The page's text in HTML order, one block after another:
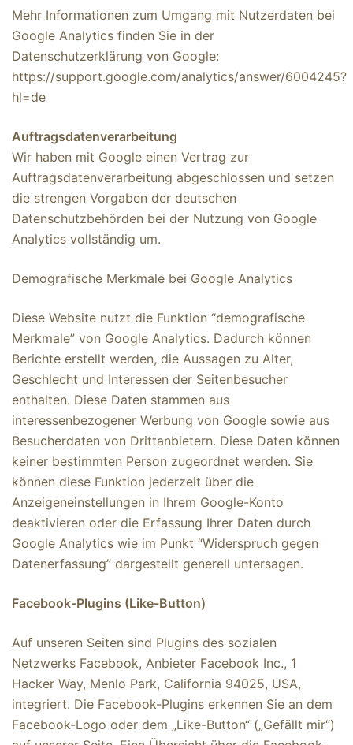
Mehr Informationen zum Umgang mit Nutzerdaten bei
Google Analytics finden Sie in der
Datenschutzerklärung von Google:
https://support.google.com/analytics/answer/6004245?
hl=de
Auftragsdatenverarbeitung
Wir haben mit Google einen Vertrag zur
Auftragsdatenverarbeitung abgeschlossen und setzen
die strengen Vorgaben der deutschen
Datenschutzbehörden bei der Nutzung von Google
Analytics vollständig um.
Demografische Merkmale bei Google Analytics
Diese Website nutzt die Funktion “demografische
Merkmale” von Google Analytics. Dadurch können
Berichte erstellt werden, die Aussagen zu Alter,
Geschlecht und Interessen der Seitenbesucher
enthalten. Diese Daten stammen aus
interessenbezogener Werbung von Google sowie aus
Besucherdaten von Drittanbietern. Diese Daten können
keiner bestimmten Person zugeordnet werden. Sie
können diese Funktion jederzeit über die
Anzeigeneinstellungen in Ihrem Google-Konto
deaktivieren oder die Erfassung Ihrer Daten durch
Google Analytics wie im Punkt “Widerspruch gegen
Datenerfassung” dargestellt generell untersagen.
Facebook-Plugins (Like-Button)
Auf unseren Seiten sind Plugins des sozialen
Netzwerks Facebook, Anbieter Facebook Inc., 1
Hacker Way, Menlo Park, California 94025, USA,
integriert. Die Facebook-Plugins erkennen Sie an dem
Facebook-Logo oder dem „Like-Button“ („Gefällt mir“)